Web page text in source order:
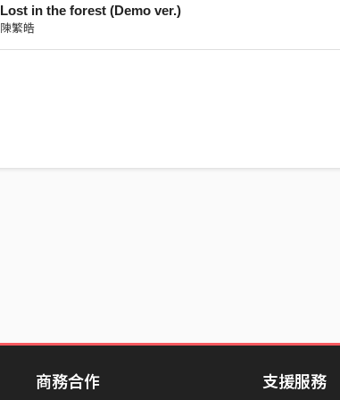
Lost in the forest (Demo ver.)
陳繁皓
商務合作 支援服務